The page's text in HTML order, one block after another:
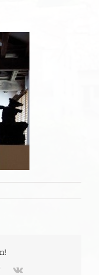
Pinterest
Vk